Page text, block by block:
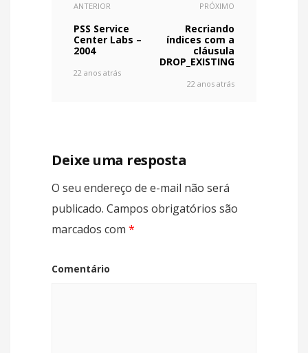
ANTERIOR
PSS Service
Center Labs –
2004
22 anos atrás
PRÓXIMO
Recriando
índices com a
cláusula
DROP_EXISTING
22 anos atrás
Deixe uma resposta
O seu endereço de e-mail não será
publicado. Campos obrigatórios são
marcados com *
Comentário